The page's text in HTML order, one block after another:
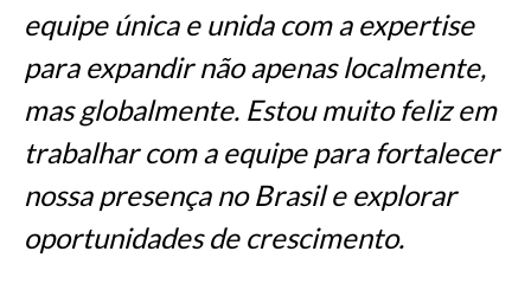
equipe única e unida com a expertise
para expandir não apenas localmente,
mas globalmente. Estou muito feliz em
trabalhar com a equipe para fortalecer
nossa presença no Brasil e explorar
oportunidades de crescimento.